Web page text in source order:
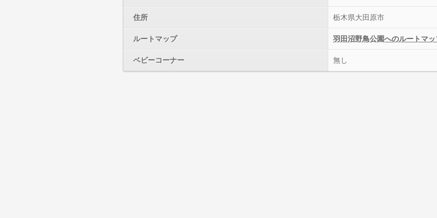
住所 栃木県大田原市
ルートマップ 羽田沼野鳥公園へのルートマッ
ベビーコーナー 無し